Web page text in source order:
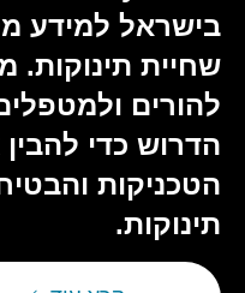
בישראל למידע
שחיית תינוקות.
להורים
הדרוש כדי להבין
הטכניקות
תינוקות.